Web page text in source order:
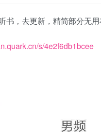
书，去更新，精简部分无
s/4e2f6db1bcee